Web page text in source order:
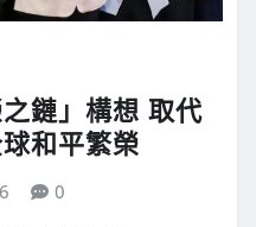
鏈」構想 取代
球和平繁榮
0